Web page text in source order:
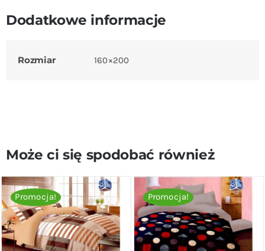
Dodatkowe informacje
Rozmiar 160×200
Może ci się spodobać również
Promocja!
DODAJ DO KOSZYKA
/
SZCZEGÓŁY
Promocja!
DODAJ DO KOSZYKA
/
SZCZEGÓŁY